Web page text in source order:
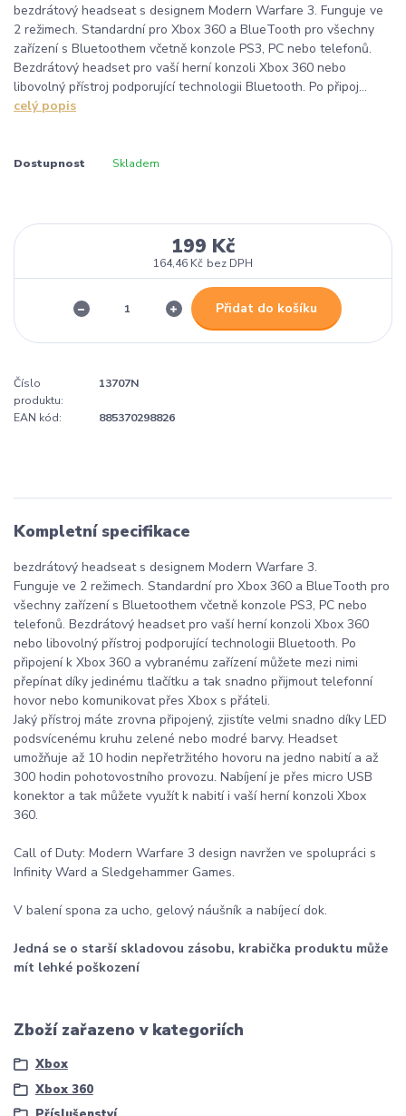
bezdrátový headseat s designem Modern Warfare 3. Funguje ve
2 režimech. Standardní pro Xbox 360 a BlueTooth pro všechny
zařízení s Bluetoothem včetně konzole PS3, PC nebo telefonů.
Bezdrátový headset pro vaší herní konzoli Xbox 360 nebo
libovolný přístroj podporující technologii Bluetooth. Po připoj...
celý popis
Dostupnost Skladem
199 Kč
164,46 Kč bez DPH
Přidat do košíku
Číslo
produktu:
13707N
EAN kód: 885370298826
Kompletní specifikace
bezdrátový headseat s designem Modern Warfare 3.
Funguje ve 2 režimech. Standardní pro Xbox 360 a BlueTooth pro
všechny zařízení s Bluetoothem včetně konzole PS3, PC nebo
telefonů. Bezdrátový headset pro vaší herní konzoli Xbox 360
nebo libovolný přístroj podporující technologii Bluetooth. Po
připojení k Xbox 360 a vybranému zařízení můžete mezi nimi
přepínat díky jedinému tlačítku a tak snadno přijmout telefonní
hovor nebo komunikovat přes Xbox s přáteli.
Jaký přístroj máte zrovna připojený, zjistíte velmi snadno díky LED
podsvícenému kruhu zelené nebo modré barvy. Headset
umožňuje až 10 hodin nepřetržitého hovoru na jedno nabití a až
300 hodin pohotovostního provozu. Nabíjení je přes micro USB
konektor a tak můžete využít k nabití i vaší herní konzoli Xbox
360.
Call of Duty: Modern Warfare 3 design navržen ve spolupráci s
Infinity Ward a Sledgehammer Games.
V balení spona za ucho, gelový náušník a nabíjecí dok.
Jedná se o starší skladovou zásobu, krabička produktu může
mít lehké poškození
Zboží zařazeno v kategoriích
Xbox
Xbox 360